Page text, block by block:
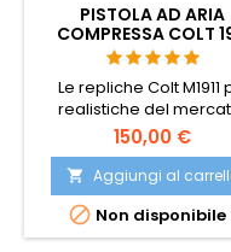
PISTOLA AD ARIA
COMPRESSA COLT
CLASSIC CO2
Le repliche Colt M1911
realistiche del
Cybergun 180512.
150,00 €
 Aggiungi al
 Non disponibile